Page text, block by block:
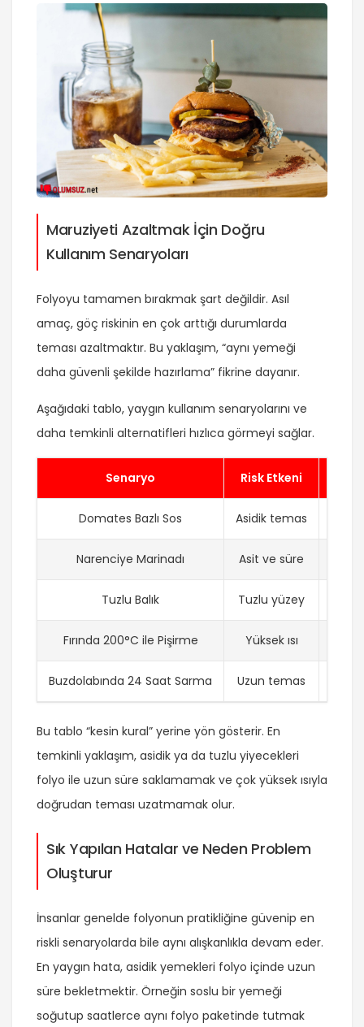
Maruziyeti Azaltmak İçin Doğru
Kullanım Senaryoları
Folyoyu tamamen bırakmak şart değildir. Asıl
amaç, göç riskinin en çok arttığı durumlarda
teması azaltmaktır. Bu yaklaşım, “aynı yemeği
daha güvenli şekilde hazırlama” fikrine dayanır.
Aşağıdaki tablo, yaygın kullanım senaryolarını ve
daha temkinli alternatifleri hızlıca görmeyi sağlar.
Senaryo Risk Etkeni
Domates Bazlı Sos Asidik temas
Narenciye Marinadı Asit ve süre
Tuzlu Balık Tuzlu yüzey
Fırında 200°C ile Pişirme Yüksek ısı
Buzdolabında 24 Saat Sarma Uzun temas
Bu tablo “kesin kural” yerine yön gösterir. En
temkinli yaklaşım, asidik ya da tuzlu yiyecekleri
folyo ile uzun süre saklamamak ve çok yüksek ısıyla
doğrudan teması uzatmamak olur.
Sık Yapılan Hatalar ve Neden Problem
Oluşturur
İnsanlar genelde folyonun pratikliğine güvenip en
riskli senaryolarda bile aynı alışkanlıkla devam eder.
En yaygın hata, asidik yemekleri folyo içinde uzun
süre bekletmektir. Örneğin soslu bir yemeği
soğutup saatlerce aynı folyo paketinde tutmak